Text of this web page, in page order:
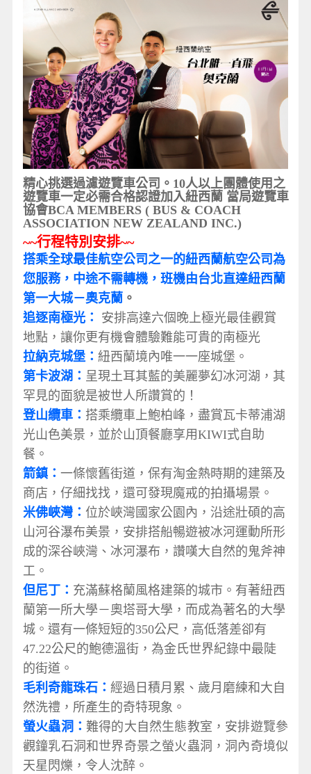
精心挑選過濾遊覽車公司。 10人以上團體使用之
遊覽車一定必需合格認證加入紐西蘭 當局遊覽車
協會BCA MEMBERS ( BUS & COACH
ASSOCIATION NEW ZEALAND INC.)
~~行程特別安排~~
搭乘全球最佳航空公司之一的紐西蘭航空公司為
您服務，中途不需轉機，班機由台北直達紐西蘭
第一大城－奧克蘭 。
追逐南極光：
安排高達六個晚上極光最佳觀賞
地點，讓你更有機會體驗難能可貴的南極光
拉納克城堡： 紐西蘭境內唯一一座城堡。
第卡波湖： 呈現土耳其藍的美麗夢幻冰河湖，其
罕見的面貌是被世人所讚賞的！
登山纜車： 搭乘纜車上鮑柏峰，盡賞瓦卡蒂浦湖
光山色美景，並於山頂餐廳享用KIWI式自助
餐。
箭鎮： 一條懷舊街道，保有淘金熱時期的建築及
商店，仔細找找，還可發現魔戒的拍攝場景。
米佛峽灣： 位於峽灣國家公園內，沿途壯碩的高
山河谷瀑布美景，安排搭船暢遊被冰河運動所形
成的深谷峽灣、冰河瀑布，讚嘆大自然的鬼斧神
工。
但尼丁： 充滿蘇格蘭風格建築的城市。有著紐西
蘭第一所大學－奧塔哥大學，而成為著名的大學
城。還有一條短短的350公尺，高低落差卻有
47.22公尺的鮑德溫街，為金氏世界紀錄中最陡
的街道。
毛利奇龍珠石： 經過日積月累、歲月磨練和大自
然洗禮，所產生的奇特現象。
螢火蟲洞： 難得的大自然生態教室，安排遊覽參
觀鐘乳石洞和世界奇景之螢火蟲洞，洞內奇境似
天星閃爍，令人沈醉。